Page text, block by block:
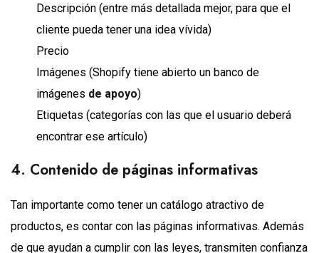
Descripción (entre más detallada mejor, para que el
cliente pueda tener una idea vívida)
Precio
Imágenes (Shopify tiene abierto un banco de
imágenes de apoyo)
Etiquetas (categorías con las que el usuario deberá
encontrar ese artículo)
4. Contenido de páginas informativas
Tan importante como tener un catálogo atractivo de
productos, es contar con las páginas informativas. Además
de que ayudan a cumplir con las leyes, transmiten confianza